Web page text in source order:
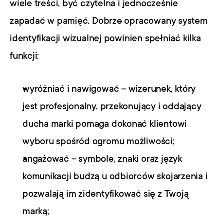
wiele treści, być czytelna i jednocześnie
zapadać w pamięć. Dobrze opracowany system
identyfikacji wizualnej powinien spełniać kilka
funkcji:
wyróżniać i nawigować – wizerunek, który
jest profesjonalny, przekonujący i oddający
ducha marki pomaga dokonać klientowi
wyboru spośród ogromu możliwości;
angażować – symbole, znaki oraz język
komunikacji budzą u odbiorców skojarzenia i
pozwalają im zidentyfikować się z Twoją
marką;